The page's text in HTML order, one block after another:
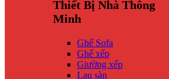
Thiết Bị Nhà Thông
Minh
Ghế Sofa
Ghế xếp
Giường xếp
Lau sàn